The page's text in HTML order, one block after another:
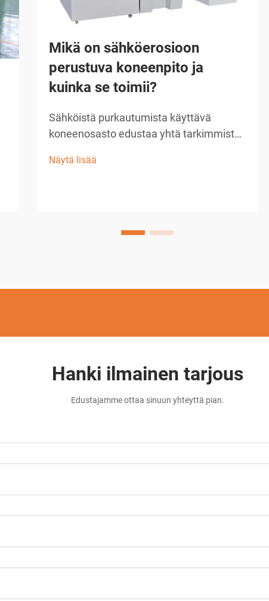
Mikä on sähköerosioon
perustuva koneenpito ja
kuinka se toimii?
Sähköistä purkautumista käyttävä
koneenosasto edustaa yhtä tarkimmista
valmistusmenetelmistä nykyaikaisessa
materiaalia johtavilta työkappaleilta...
Näytä lisää
Hanki ilmainen tarjous
Edustajamme ottaa sinuun yhteyttä pian.